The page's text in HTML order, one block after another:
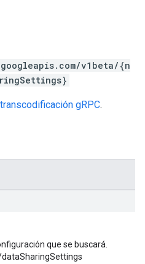
v1beta/{n
transcodificación gRPC.
que se buscará.